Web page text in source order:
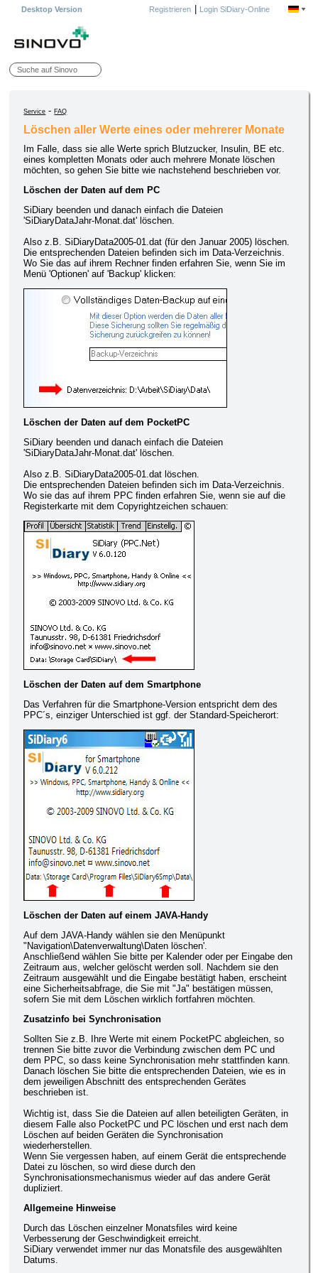
Desktop Version Registrieren| Login SiDiary-Online
Service -FAQ
Löschen aller Werte eines oder mehrerer Monate
Im Falle, dass sie alle Werte sprich Blutzucker, Insulin, BE etc.
eines kompletten Monats oder auch mehrere Monate löschen
möchten, so gehen Sie bitte wie nachstehend beschrieben vor.
Löschen der Daten auf dem PC
SiDiary beenden und danach einfach die Dateien
'SiDiaryDataJahr-Monat.dat' löschen.
Also z.B. SiDiaryData2005-01.dat (für den Januar 2005) löschen.
Die entsprechenden Dateien befinden sich im Data-Verzeichnis.
Wo Sie das auf ihrem Rechner finden erfahren Sie, wenn Sie im
Menü 'Optionen' auf 'Backup' klicken:
Löschen der Daten auf dem PocketPC
SiDiary beenden und danach einfach die Dateien
'SiDiaryDataJahr-Monat.dat' löschen.
Also z.B. SiDiaryData2005-01.dat löschen.
Die entsprechenden Dateien befinden sich im Data-Verzeichnis.
Wo sie das auf ihrem PPC finden erfahren Sie, wenn sie auf die
Registerkarte mit dem Copyrightzeichen schauen:
Löschen der Daten auf dem Smartphone
Das Verfahren für die Smartphone-Version entspricht dem des
PPC´s, einziger Unterschied ist ggf. der Standard-Speicherort:
Löschen der Daten auf einem JAVA-Handy
Auf dem JAVA-Handy wählen sie den Menüpunkt
"Navigation\Datenverwaltung\Daten löschen'.
Anschließend wählen Sie bitte per Kalender oder per Eingabe den
Zeitraum aus, welcher gelöscht werden soll. Nachdem sie den
Zeitraum ausgewählt und die Eingabe bestätigt haben, erscheint
eine Sicherheitsabfrage, die Sie mit "Ja" bestätigen müssen,
sofern Sie mit dem Löschen wirklich fortfahren möchten.
Zusatzinfo bei Synchronisation
Sollten Sie z.B. Ihre Werte mit einem PocketPC abgleichen, so
trennen Sie bitte zuvor die Verbindung zwischen dem PC und
dem PPC, so dass keine Synchronisation mehr stattfinden kann.
Danach löschen Sie bitte die entsprechenden Dateien, wie es in
dem jeweiligen Abschnitt des entsprechenden Gerätes
beschrieben ist.
Wichtig ist, dass Sie die Dateien auf allen beteiligten Geräten, in
diesem Falle also PocketPC und PC löschen und erst nach dem
Löschen auf beiden Geräten die Synchronisation
wiederherstellen.
Wenn Sie vergessen haben, auf einem Gerät die entsprechende
Datei zu löschen, so wird diese durch den
Synchronisationsmechanismus wieder auf das andere Gerät
dupliziert.
Allgemeine Hinweise
Durch das Löschen einzelner Monatsfiles wird keine
Verbesserung der Geschwindigkeit erreicht.
SiDiary verwendet immer nur das Monatsfile des ausgewählten
Datums.